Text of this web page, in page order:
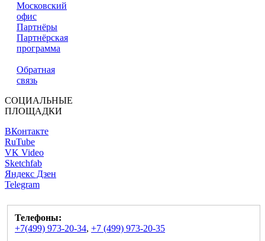
Московский
офис
Партнёры
Партнёрская
программа
Обратная
связь
СОЦИАЛЬНЫЕ
ПЛОЩАДКИ
ВКонтакте
RuTube
VK Video
Sketchfab
Яндекс Дзен
Telegram
Телефоны:
+7(499) 973-20-34, +7 (499) 973-20-35